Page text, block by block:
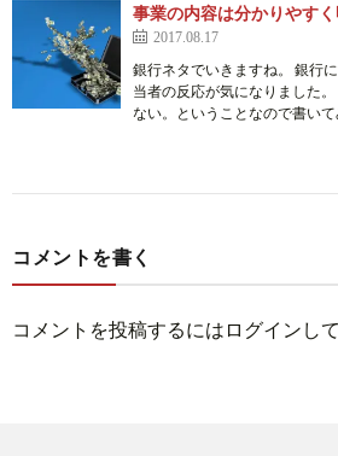
事業の内容は分かりやすく
2017.08.17
銀行ネタでいきますね。 銀行
当者の反応が気になりました
ない。ということなので書い
コメントを書く
コメントを投稿するには ログイン し